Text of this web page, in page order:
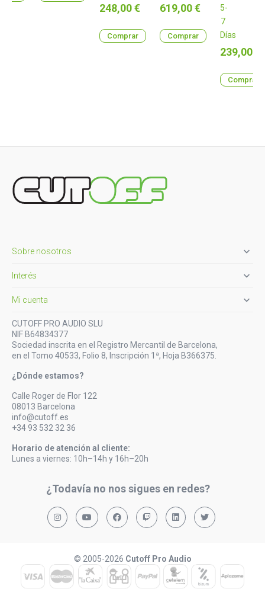
Precio
248,00 €
Comprar
Precio
619,00 €
Comprar
5-
7
Días
Precio
239,00 €
Comprar
Sobre nosotros 
Interés 
Mi cuenta 
CUTOFF PRO AUDIO SLU
NIF B64834377
Sociedad inscrita en el Registro Mercantil de Barcelona,
en el Tomo 40533, Folio 8, Inscripción 1ª, Hoja B366375.
¿Dónde estamos?
Calle Roger de Flor 122
08013 Barcelona
info@cutoff.es
+34 93 532 32 36
Horario de atención al cliente:
Lunes a viernes: 10h–14h y 16h–20h
¿Todavía no nos sigues en redes?
© 2005-2026 Cutoff Pro Audio